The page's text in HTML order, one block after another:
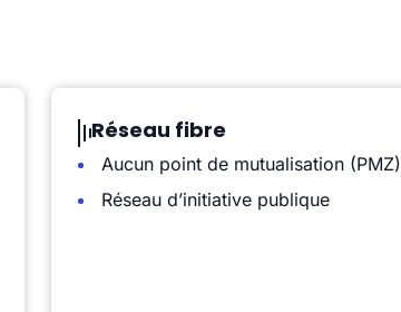
Réseau fibre
Aucun point de mutualisation (PMZ)
Réseau d’initiative publique